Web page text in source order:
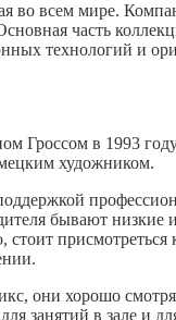
во всем мире.
часть
технологий и
Гроссом в 1993
художником.
бывают
стоит
они хорошо
занятий в зале